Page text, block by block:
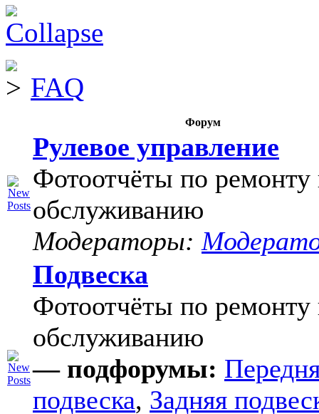
FAQ
Форум
Рулевое управление
Фотоотчёты по ремонту
обслуживанию
Модераторы:
Подвеска
Фотоотчёты по ремонту
обслуживанию
— подфорумы:
подвеска, Задняя